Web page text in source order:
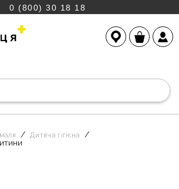
0 (800) 30 18 18
Дитяча гігієна